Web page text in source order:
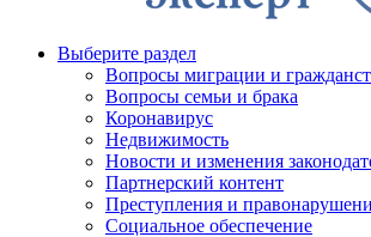
Выберите раздел
Вопросы миграции и
Вопросы семьи и брака
Коронавирус
Недвижимость
Новости и изменения
Партнерский контент
Преступления и
Социальное обеспечение